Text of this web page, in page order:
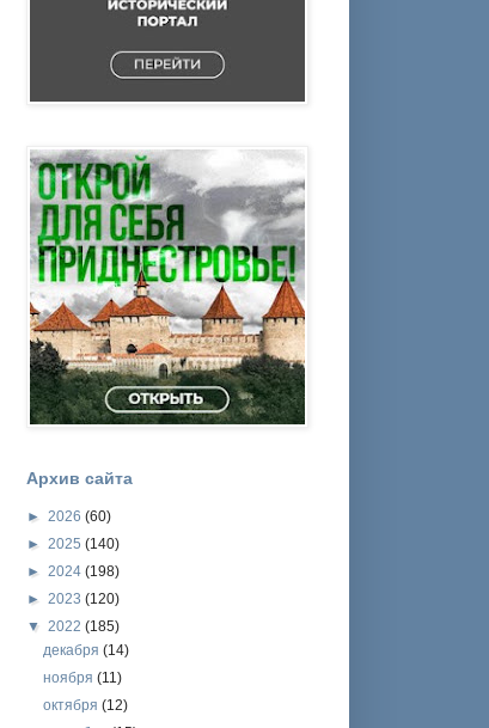
Архив сайта
► 2026 (60)
► 2025 (140)
► 2024 (198)
► 2023 (120)
▼ 2022 (185)
декабря(14)
ноября(11)
октября(12)